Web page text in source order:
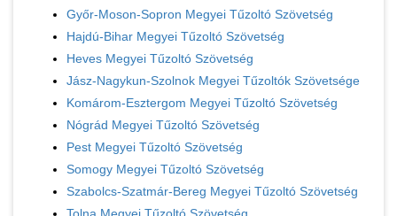
Győr-Moson-Sopron Megyei Tűzoltó Szövetség
Hajdú-Bihar Megyei Tűzoltó Szövetség
Heves Megyei Tűzoltó Szövetség
Jász-Nagykun-Szolnok Megyei Tűzoltók Szövetsége
Komárom-Esztergom Megyei Tűzoltó Szövetség
Nógrád Megyei Tűzoltó Szövetség
Pest Megyei Tűzoltó Szövetség
Somogy Megyei Tűzoltó Szövetség
Szabolcs-Szatmár-Bereg Megyei Tűzoltó Szövetség